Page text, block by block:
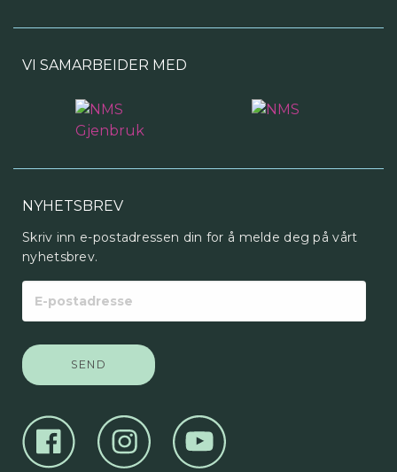
VI SAMARBEIDER MED
NYHETSBREV
Skriv inn e-postadressen din for å melde deg på vårt
nyhetsbrev.
postadresse